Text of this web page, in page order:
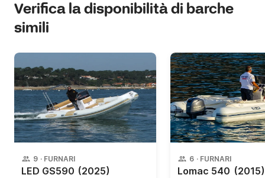
Verifica la disponibilità di barche
simili
9 · FURNARI
LED GS590 (2025)
6 · FURNARI
Lomac 540 (2015)